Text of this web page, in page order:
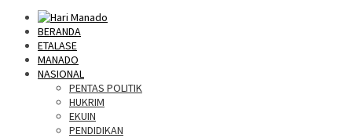
BERANDA
ETALASE
MANADO
NASIONAL
PENTAS POLITIK
HUKRIM
EKUIN
PENDIDIKAN